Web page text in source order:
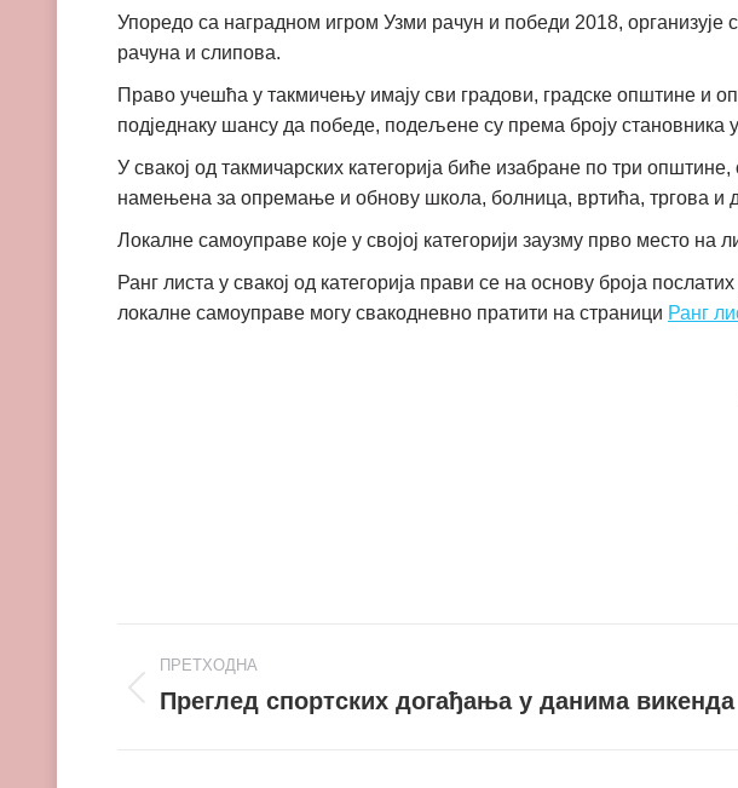
Упоредо са наградном игром Узми рачун и победи 2018,
рачуна и слипова.
Право учешћа у такмичењу имају сви градови, градске општине и
подједнаку шансу да победе, подељене су према броју становника
У свакој од такмичарских категорија биће изабране по три
намењена за опремање и обнову школа, болница, вртића, тргова и
Локалне самоуправе које у својој категорији заузму прво место на
Ранг листа у свакој од категорија прави се на основу броја
локалне самоуправе могу свакодневно пратити на страници Ранг
Post
navigation
ПРЕТХОДНА
Претходни
Преглед спортских догађања у данима викенда